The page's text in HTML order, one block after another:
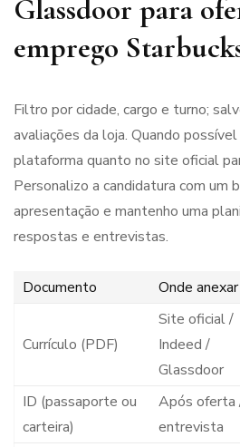
Glassdoor para
emprego
Filtro por cidade, cargo e turno;
avaliações da loja. Quando
plataforma quanto no site oficial
Personalizo a candidatura com um
apresentação e mantenho uma
respostas e entrevistas.
Documento Onde anexar
Currículo (PDF)
Site oficial /
Indeed /
Glassdoor
ID (passaporte ou
carteira)
Após oferta
entrevista